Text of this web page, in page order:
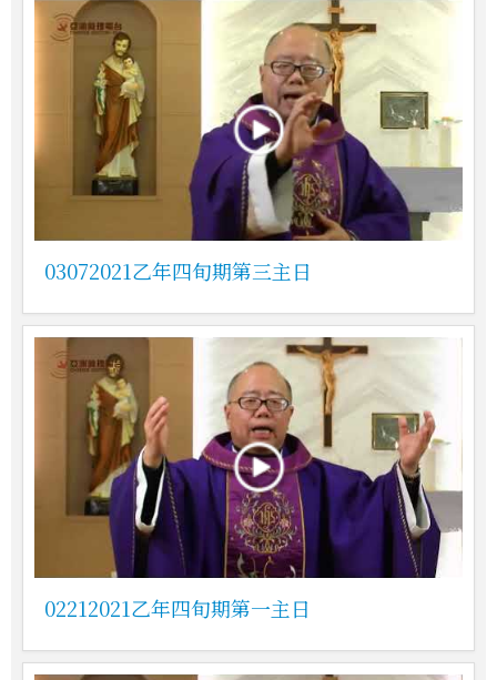
03072021乙年四旬期第三主日
02212021乙年四旬期第一主日